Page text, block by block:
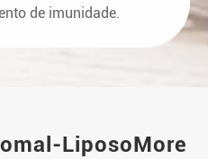
de imunidade.
LiposoMore